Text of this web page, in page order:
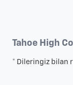
Tahoe High
* Dileringiz bilan